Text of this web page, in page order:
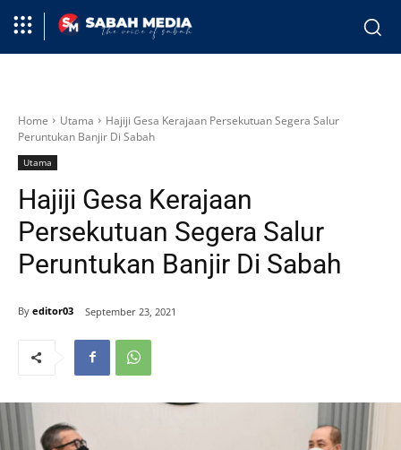
Home Utama
Hajiji Gesa Kerajaan Persekutuan Segera Salur
Peruntukan Banjir Di Sabah
Utama
Hajiji Gesa Kerajaan
Persekutuan Segera Salur
Peruntukan Banjir Di Sabah
By editor03 September 23, 2021